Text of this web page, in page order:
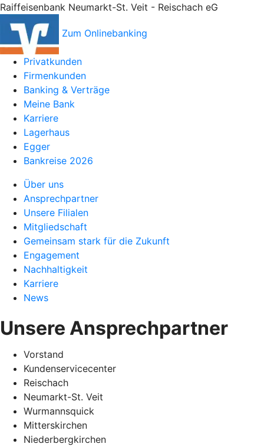
Raiffeisenbank Neumarkt-St. Veit - Reischach eG
Zum Onlinebanking
Privatkunden
Firmenkunden
Banking & Verträge
Meine Bank
Karriere
Lagerhaus
Egger
Bankreise 2026
Über uns
Ansprechpartner
Unsere Filialen
Mitgliedschaft
Gemeinsam stark für die Zukunft
Engagement
Nachhaltigkeit
Karriere
News
Unsere Ansprechpartner
Vorstand
Kundenservicecenter
Reischach
Neumarkt-St. Veit
Wurmannsquick
Mitterskirchen
Niederbergkirchen